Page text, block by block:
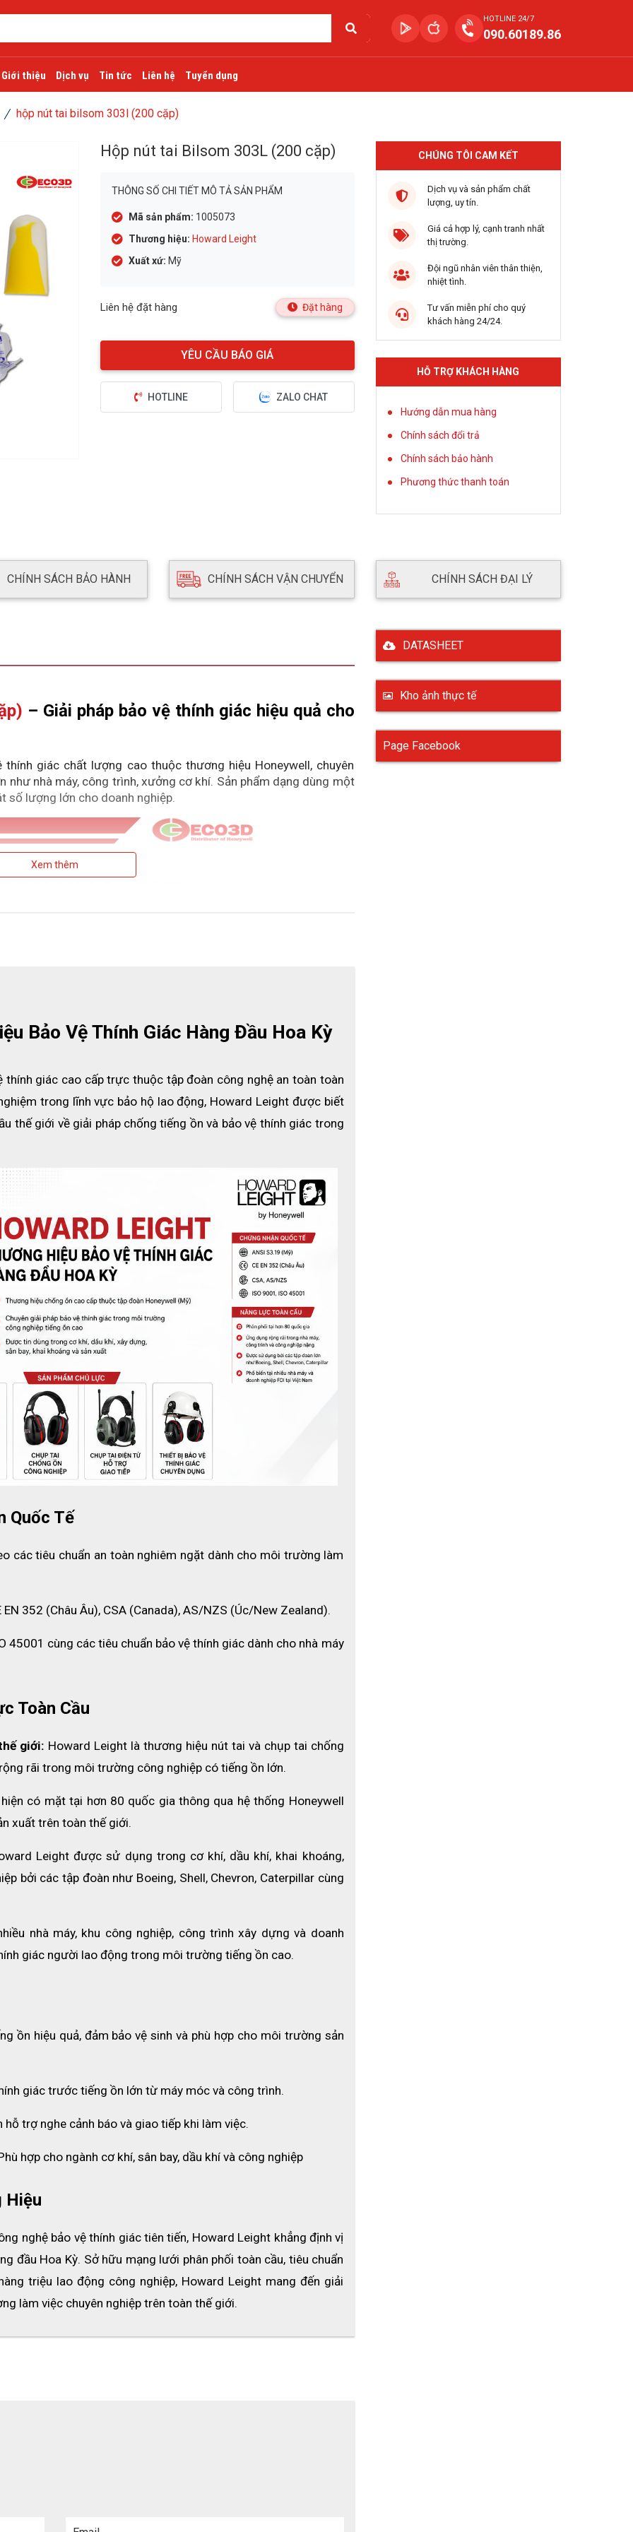
HOTLINE 24/7
090.60189.86
Giới thiệu Dịch vụ Tin tức Liên hệ Tuyển dụng
hộp nút tai bilsom 303l (200 cặp)
Hộp nút tai Bilsom 303L (200 cặp)
THÔNG SỐ CHI TIẾT MÔ TẢ SẢN PHẨM
Mã sản phẩm: 1005073
Thương hiệu: Howard Leight
Xuất xứ: Mỹ
Liên hệ đặt hàng Đặt hàng
HOTLINE ZALO CHAT
CHÚNG TÔI CAM KẾT
Dịch vụ và sản phẩm chất
lượng, uy tín.
Giá cả hợp lý, cạnh tranh nhất
thị trường.
Đội ngũ nhân viên thân thiện,
nhiệt tình.
Tư vấn miễn phí cho quý
khách hàng 24/24.
HỖ TRỢ KHÁCH HÀNG
Hướng dẫn mua hàng
Chính sách đổi trả
Chính sách bảo hành
Phương thức thanh toán
CHÍNH SÁCH BẢO HÀNH CHÍNH SÁCH VẬN CHUYỂN CHÍNH SÁCH ĐẠI LÝ
– Giải pháp bảo vệ thính giác hiệu quả cho
giác chất lượng cao thuộc thương hiệu Honeywell, chuyên
nhà máy, công trình, xưởng cơ khí. Sản phẩm dạng dùng một
số lượng lớn cho doanh nghiệp.
nút tai Bilsom 303L
303L
mềm, tự phục hồi nhanh sau khi nén, giúp ôm khít ống tai và
thao tác linh hoạt, không vướng víu trong quá trình làm việc.
sử dụng, đảm bảo vừa vặn và thoải mái khi đeo trong nhiều
303L
cao thì khả năng chống ồn càng tốt)
nút tai Bilsom 303L
303L
nguy cơ suy giảm thính lực khi làm việc trong môi trường trên
cần đội mũ bảo hộ, kính bảo hộ hoặc bịt tai chụp ngoài.
Xem thêm
Bảo Vệ Thính Giác Hàng Đầu Hoa Kỳ
giác cao cấp trực thuộc tập đoàn công nghệ an toàn toàn
trong lĩnh vực bảo hộ lao động, Howard Leight được biết
thế giới về giải pháp chống tiếng ồn và bảo vệ thính giác trong
Quốc Tế
các tiêu chuẩn an toàn nghiêm ngặt dành cho môi trường làm
EN 352 (Châu Âu), CSA (Canada), AS/NZS (Úc/New Zealand).
45001 cùng các tiêu chuẩn bảo vệ thính giác dành cho nhà máy
Toàn Cầu
giới: Howard Leight là thương hiệu nút tai và chụp tai chống
rãi trong môi trường công nghiệp có tiếng ồn lớn.
có mặt tại hơn 80 quốc gia thông qua hệ thống Honeywell
xuất trên toàn thế giới.
Leight được sử dụng trong cơ khí, dầu khí, khai khoáng,
bởi các tập đoàn như Boeing, Shell, Chevron, Caterpillar cùng
nhà máy, khu công nghiệp, công trình xây dựng và doanh
giác người lao động trong môi trường tiếng ồn cao.
ồn hiệu quả, đảm bảo vệ sinh và phù hợp cho môi trường sản
giác trước tiếng ồn lớn từ máy móc và công trình.
hỗ trợ nghe cảnh báo và giao tiếp khi làm việc.
hợp cho ngành cơ khí, sân bay, dầu khí và công nghiệp
Hiệu
nghệ bảo vệ thính giác tiên tiến, Howard Leight khẳng định vị
đầu Hoa Kỳ. Sở hữu mạng lưới phân phối toàn cầu, tiêu chuẩn
triệu lao động công nghiệp, Howard Leight mang đến giải
làm việc chuyên nghiệp trên toàn thế giới.
DATASHEET
Kho ảnh thực tế
Page Facebook